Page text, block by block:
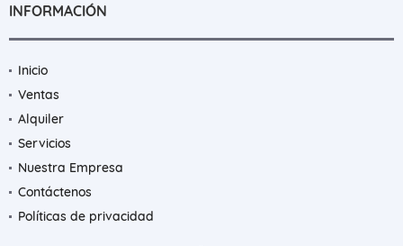
INFORMACIÓN
Inicio
Ventas
Alquiler
Servicios
Nuestra Empresa
Contáctenos
Políticas de privacidad